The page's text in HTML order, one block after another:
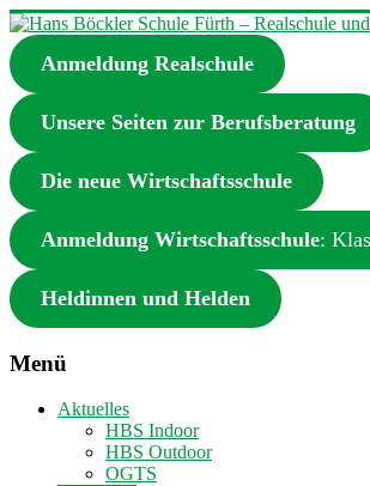
Zum
Inhalt
springen
Hans
Böckler
Schule
Fürth
–
Realschule
und
Wirtschaftschule
Realschule
und
in
Anmeldung Realschule
Unsere Seiten zur Berufsberatung
Die neue Wirtschaftsschule
Anmeldung Wirtschaftsschule:
Heldinnen und Helden
Menü
Aktuelles
HBS Indoor
HBS Outdoor
OGTS